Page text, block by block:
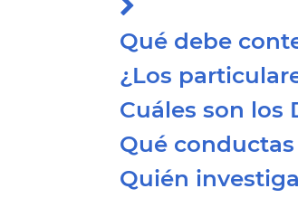
Qué debe
¿Los
Cuáles son los
Qué
Quién